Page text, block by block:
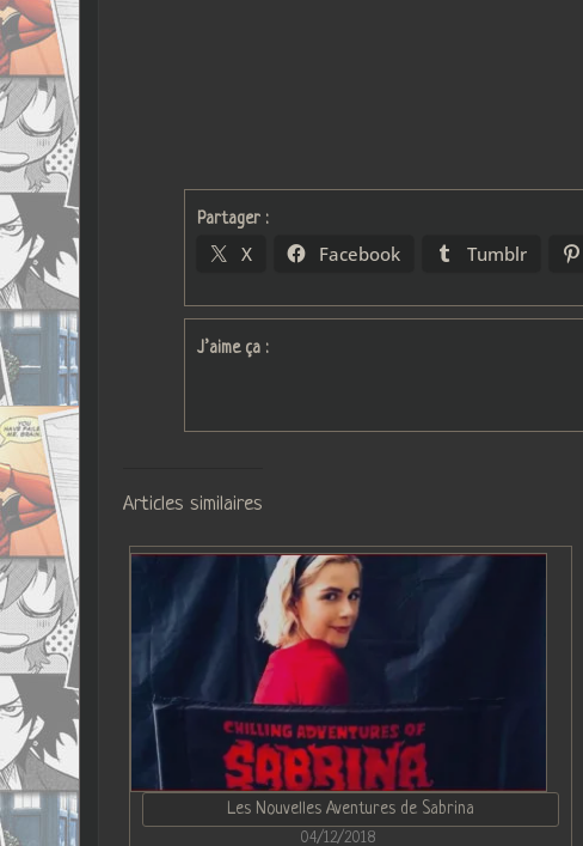
Partager :
X Facebook Tumblr
J’aime ça :
Articles similaires
Les Nouvelles Aventures de Sabrina
04/12/2018